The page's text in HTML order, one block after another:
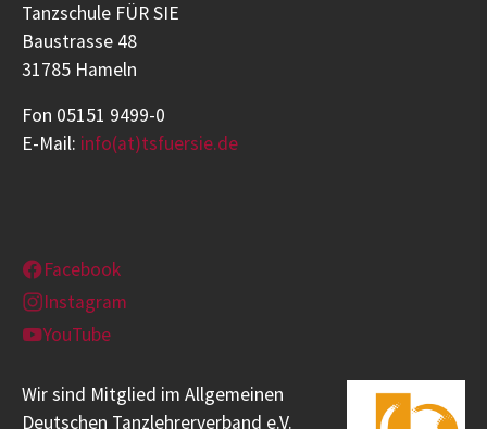
Tanzschule FÜR SIE
Baustrasse 48
31785 Hameln
Fon 05151 9499-0
E-Mail: info(at)tsfuersie.de
Facebook
Instagram
YouTube
Wir sind Mitglied im Allgemeinen
Deutschen Tanzlehrerverband e.V.